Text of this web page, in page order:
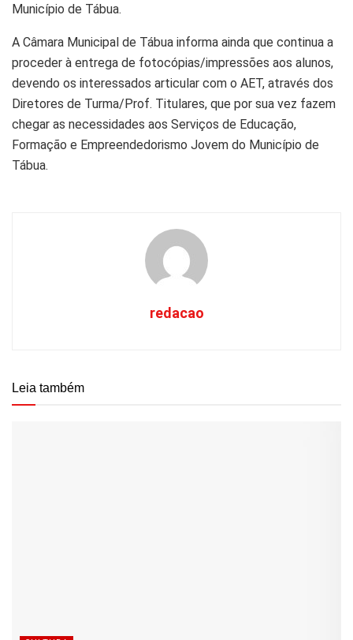
Município de Tábua.
A Câmara Municipal de Tábua informa ainda que continua a
proceder à entrega de fotocópias/impressões aos alunos,
devendo os interessados articular com o AET, através dos
Diretores de Turma/Prof. Titulares, que por sua vez fazem
chegar as necessidades aos Serviços de Educação,
Formação e Empreendedorismo Jovem do Município de
Tábua.
redacao
Leia também